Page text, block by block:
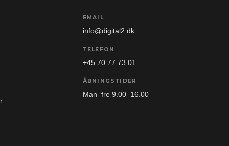
EMAIL
info@digital2.dk
TELEFON
+45 70 77 73 01
ÅBNINGSTIDER
Man–fre 9.00–16.00